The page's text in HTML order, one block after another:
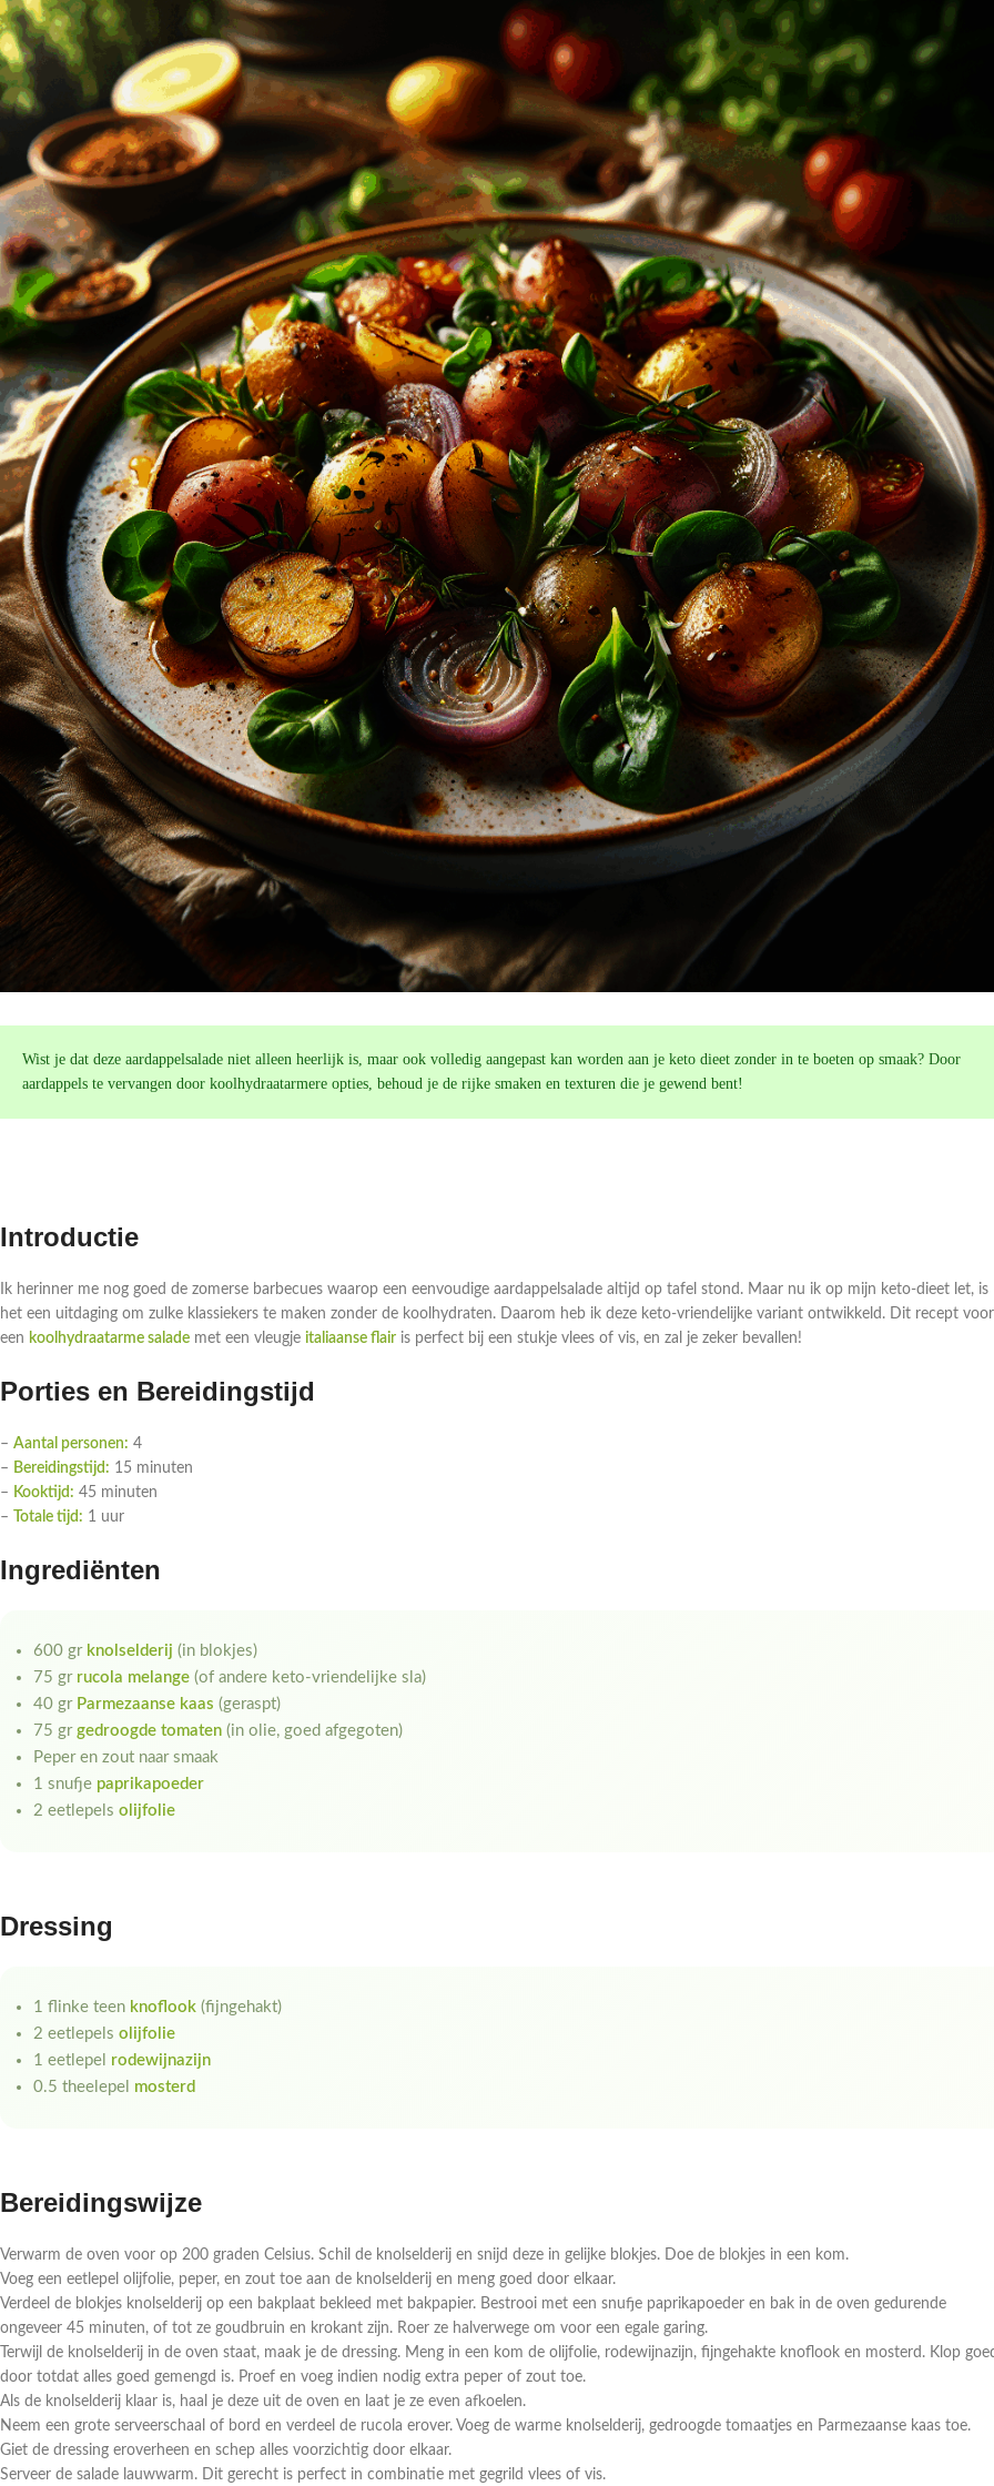
Wist je dat deze aardappelsalade niet alleen heerlijk is, maar ook volledig aangepast kan worden aan je keto dieet zonder in te boeten op smaak? Door
aardappels te vervangen door koolhydraatarmere opties, behoud je de rijke smaken en texturen die je gewend bent!
Introductie
Ik herinner me nog goed de zomerse barbecues waarop een eenvoudige aardappelsalade altijd op tafel stond. Maar nu ik op mijn keto-dieet let, is
het een uitdaging om zulke klassiekers te maken zonder de koolhydraten. Daarom heb ik deze keto-vriendelijke variant ontwikkeld. Dit recept voor
een koolhydraatarme salade met een vleugje italiaanse flair is perfect bij een stukje vlees of vis, en zal je zeker bevallen!
Porties en Bereidingstijd
– Aantal personen: 4
– Bereidingstijd: 15 minuten
– Kooktijd: 45 minuten
–
Totale tijd: 1 uur
Ingrediënten
600 gr knolselderij (in blokjes)
75 gr rucola melange (of andere keto-vriendelijke sla)
40 gr Parmezaanse kaas (geraspt)
75 gr gedroogde tomaten (in olie, goed afgegoten)
Peper en zout naar smaak
1 snufje paprikapoeder
2 eetlepels olijfolie
Dressing
1 flinke teen knoflook (fijngehakt)
2 eetlepels olijfolie
1 eetlepel rodewijnazijn
0.5 theelepel mosterd
Bereidingswijze
Verwarm de oven voor op 200 graden Celsius. Schil de knolselderij en snijd deze in gelijke blokjes. Doe de blokjes in een kom.
Voeg een eetlepel olijfolie, peper, en zout toe aan de knolselderij en meng goed door elkaar.
Verdeel de blokjes knolselderij op een bakplaat bekleed met bakpapier. Bestrooi met een snufje paprikapoeder en bak in de oven gedurende
ongeveer 45 minuten, of tot ze goudbruin en krokant zijn. Roer ze halverwege om voor een egale garing.
Terwijl de knolselderij in de oven staat, maak je de dressing. Meng in een kom de olijfolie, rodewijnazijn, fijngehakte knoflook en mosterd. Klop
door totdat alles goed gemengd is. Proef en voeg indien nodig extra peper of zout toe.
Als de knolselderij klaar is, haal je deze uit de oven en laat je ze even afkoelen.
Neem een grote serveerschaal of bord en verdeel de rucola erover. Voeg de warme knolselderij, gedroogde tomaatjes en Parmezaanse kaas toe.
Giet de dressing eroverheen en schep alles voorzichtig door elkaar.
Serveer de salade lauwwarm. Dit gerecht is perfect in combinatie met gegrild vlees of vis.